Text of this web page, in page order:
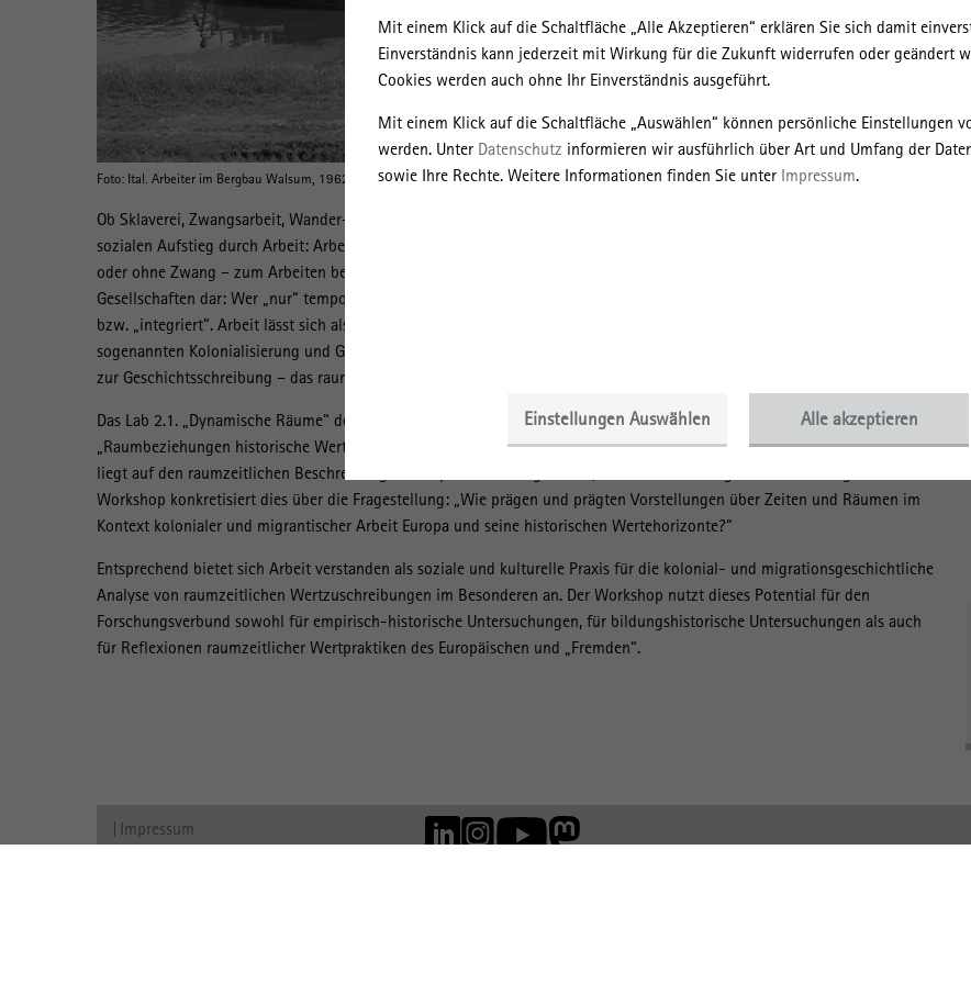
Mit einem Klick auf die Schaltfläche „Alle Akzeptieren“ erklären Sie sich damit
Einverständnis kann jederzeit mit Wirkung für die Zukunft widerrufen oder geändert
Cookies werden auch ohne Ihr Einverständnis ausgeführt.
Mit einem Klick auf die Schaltfläche „Auswählen“ können persönliche Einstellungen
werden. Unter Datenschutz informieren wir ausführlich über Art und Umfang der
sowie Ihre Rechte. Weitere Informationen finden Sie unter Impressum.
Einstellungen Auswählen Alle akzeptieren
Foto: Ital. Arbeiter im Bergbau Walsum, 1962. BA, B 145 Bild-F013071-008
Ob Sklaverei, Zwangsarbeit, Wander- oder „Gastarbeiter“, Pendler*innen, Saisonarbeitskräfte oder die Verheißung auf
sozialen Aufstieg durch Arbeit: Arbeit bringt Menschen in Bewegung. Sie bewegen sich zum Arbeiten, oder werden – mit
oder ohne Zwang – zum Arbeiten bewegt. Gleichzeitig stellt Arbeit eine besondere Form der Teilhabe an lokalen
Gesellschaften dar: Wer „nur“ temporär „hier“ arbeitet, gehört nicht dazu, wer eine „richtige“ Arbeit hat, sei angekommen
bzw. „integriert“. Arbeit lässt sich also epochen- und regionenübergreifend als einer der zentralen Antriebe der
sogenannten Kolonialisierung und Globalisierung betrachten und prägte damit auf verschiedenen Ebenen – vom Alltag bis
zur Geschichtsschreibung – das raumzeitliche Ordnen in Europa.
Das Lab 2.1. „Dynamische Räume“ des Leibniz-Forschungsverbunds „Wert der Vergangenheit“ untersucht, wie
„Raumbeziehungen historische Wertehorizonte bestimmen und diese umgekehrt Raumvorstellungen prägen“. Der Fokus
liegt auf den raumzeitlichen Beschreibungen Europas in seinen globalen, kolonialen und migrantischen Bezügen. Der
Workshop konkretisiert dies über die Fragestellung: „Wie prägen und prägten Vorstellungen über Zeiten und Räumen im
Kontext kolonialer und migrantischer Arbeit Europa und seine historischen Wertehorizonte?“
Entsprechend bietet sich Arbeit verstanden als soziale und kulturelle Praxis für die kolonial- und migrationsgeschichtliche
Analyse von raumzeitlichen Wertzuschreibungen im Besonderen an. Der Workshop nutzt dieses Potential für den
Forschungsverbund sowohl für empirisch-historische Untersuchungen, für bildungshistorische Untersuchungen als auch
für Reflexionen raumzeitlicher Wertpraktiken des Europäischen und „Fremden“.
Impressum
Mitglied